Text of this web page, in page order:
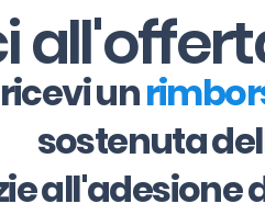
ricevi un
sostenuta
all'adesione